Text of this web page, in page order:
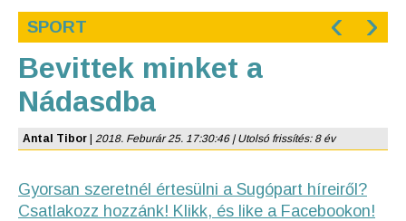
SPORT ‹ ›
Bevittek minket a
Nádasdba
Antal Tibor 2018. Feburár 25. 17:30:46 | Utolsó frissítés: 8 év
Gyorsan szeretnél értesülni a Sugópart híreiről?
Csatlakozz hozzánk! Klikk, és like a Facebookon!